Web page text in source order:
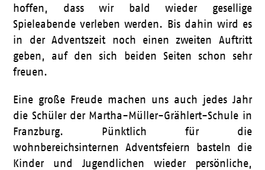
hoffen, dass wir bald wieder gesellige
Spieleabende verleben werden. Bis dahin wird es
in der Adventszeit noch einen zweiten Auftritt
geben, auf den sich beiden Seiten schon sehr
freuen.
Eine große Freude machen uns auch jedes Jahr
die Schüler der Martha-Müller-Grählert-Schule in
Franzburg. Pünktlich für die
wohnbereichsinternen Adventsfeiern basteln die
Kinder und Jugendlichen wieder persönliche,